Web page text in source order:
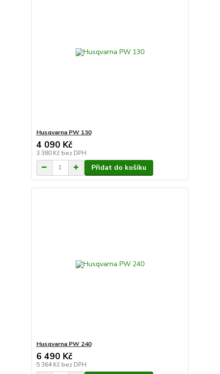
Husqvarna PW 130
4 090 Kč
3 380 Kč bez DPH
Přidat do košíku
Husqvarna PW 240
6 490 Kč
5 364 Kč bez DPH